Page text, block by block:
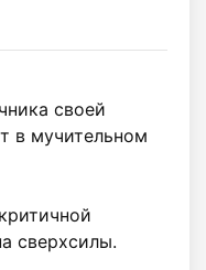
своей
в мучительном
сверхсилы.